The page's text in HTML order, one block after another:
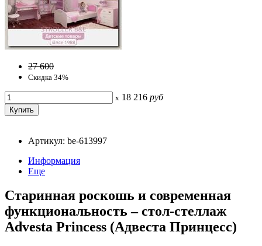
27 600
Скидка 34%
x 18 216 руб
Артикул: be-613997
Информация
Еще
Старинная роскошь и современная
функциональность – стол-стеллаж
Advesta Princess (Адвеста Принцесс)